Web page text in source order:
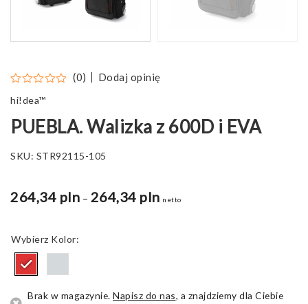
(0) Dodaj opinię
hi!dea™
PUEBLA. Walizka z 600D i EVA
SKU: STR92115-105
264,34 pln – 264,34 plnZakres
netto
Kolor
Brak w magazynie. Napisz do nas, a znajdziemy dla Ciebie